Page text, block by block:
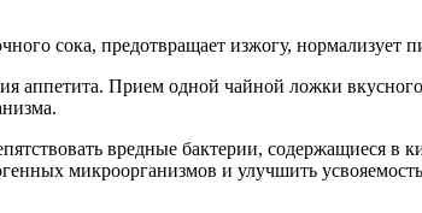
сока, предотвращает изжогу, нормализует
аппетита. Прием одной чайной ложки
вредные бактерии, содержащиеся в
микроорганизмов и улучшить